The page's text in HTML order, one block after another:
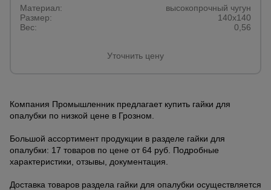
Материал:
высокопрочный чугун
Размер:
140х140
Вес:
0,56
Уточнить цену
Компания Промышленник предлагает купить гайки для
опалубки по низкой цене в Грозном.
Большой ассортимент продукции в разделе гайки для
опалубки: 17 товаров по цене от 64 руб. Подробные
характеристики, отзывы, документация.
Доставка товаров раздела гайки для опалубки осуществляется